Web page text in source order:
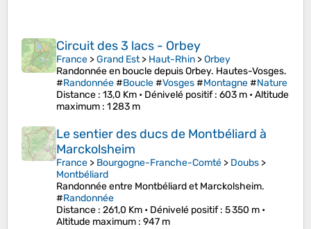
Circuit des 3 lacs - Orbey
France >Grand Est> Haut-Rhin >Orbey
Randonnée en boucle depuis Orbey. Hautes-Vosges.
#Randonnée#Boucle#Vosges#Montagne#Nature
Distance : 13,0 Km • Dénivelé positif: 603 m •Altitude
maximum : 1 283 m
Le sentier des ducs de Montbéliard à
Marckolsheim
France > Bourgogne-Franche-Comté > Doubs >
Montbéliard
Randonnée entre Montbéliard et Marckolsheim.
#Randonnée
Distance : 261,0 Km • Dénivelé positif: 5 350 m •
Altitude maximum : 947 m